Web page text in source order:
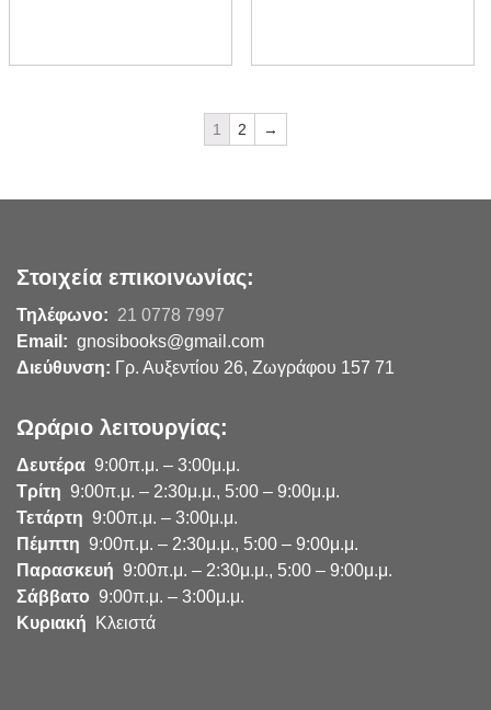
1 2 →
Στοιχεία επικοινωνίας:
Τηλέφωνο: 21 0778 7997
Email: gnosibooks@gmail.com
Διεύθυνση: Γρ. Αυξεντίου 26, Ζωγράφου 157 71
Ωράριο λειτουργίας:
Δευτέρα 9:00π.μ. – 3:00μ.μ.
Τρίτη 9:00π.μ. – 2:30μ.μ., 5:00 – 9:00μ.μ.
Τετάρτη 9:00π.μ. – 3:00μ.μ.
Πέμπτη 9:00π.μ. – 2:30μ.μ., 5:00 – 9:00μ.μ.
Παρασκευή 9:00π.μ. – 2:30μ.μ., 5:00 – 9:00μ.μ.
Σάββατο 9:00π.μ. – 3:00μ.μ.
Κυριακή Κλειστά